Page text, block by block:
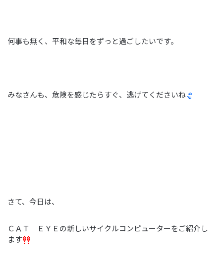
何事も無く、平和な毎日をずっと過ごしたいです。
みなさんも、危険を感じたらすぐ、逃げてくださいね
さて、今日は、
ＣＡＴ ＥＹＥの新しいサイクルコンピューターをご紹介し
ます